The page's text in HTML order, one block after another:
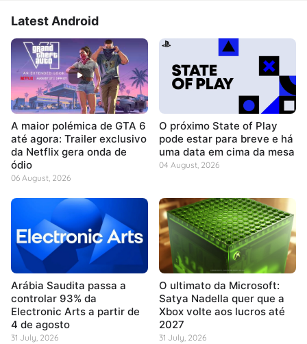
Latest Android
A maior polémica de GTA 6
até agora: Trailer exclusivo
da Netflix gera onda de
ódio
06 August, 2026
O próximo State of Play
pode estar para breve e há
uma data em cima da mesa
04 August, 2026
Arábia Saudita passa a
controlar 93% da
Electronic Arts a partir de
4 de agosto
31 July, 2026
O ultimato da Microsoft:
Satya Nadella quer que a
Xbox volte aos lucros até
2027
31 July, 2026